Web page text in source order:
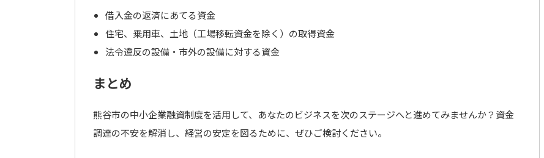
借入金の返済にあてる資金
住宅、乗用車、土地（工場移転資金を除く）の取得資金
法令違反の設備・市外の設備に対する資金
まとめ
熊谷市の中小企業融資制度を活用して、あなたのビジネスを次のステージへと進めてみませんか？資金
調達の不安を解消し、経営の安定を図るために、ぜひご検討ください。